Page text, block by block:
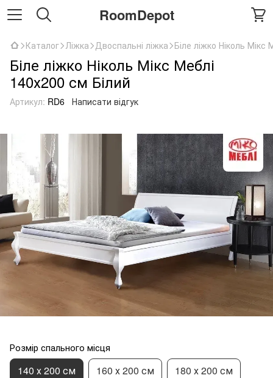
RoomDepot
Каталог Ліжка Двоспальні ліжка Біле ліжко Ніколь
Біле ліжко Ніколь Мікс Меблі
140х200 см Білий
Артикул: RD6 Написати відгук
Розмір спального місця
140 х 200 см 160 х 200 см 180 х 200 см